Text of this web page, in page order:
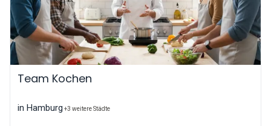
Team Kochen
in Hamburg +3 weitere Städte